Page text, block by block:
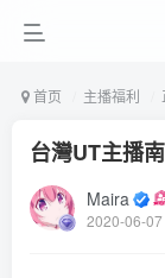
首页 主播福利
台灣UT主播
Maira
2020-06-